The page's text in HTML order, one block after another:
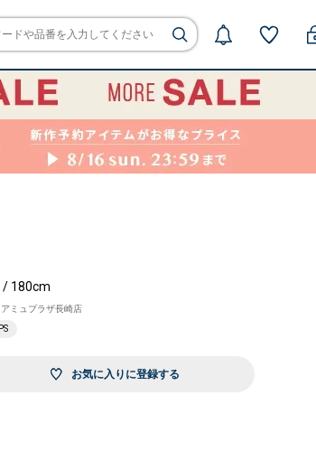
/ 180cm
アミュプラザ長崎店
お気に入りに登録する